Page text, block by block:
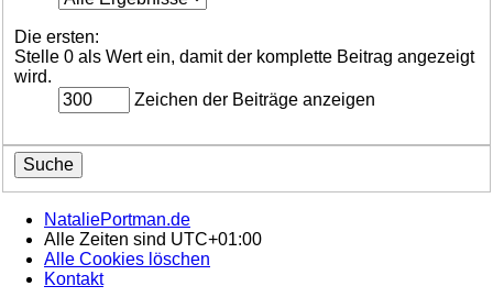
Die ersten:
Stelle 0 als Wert ein, damit der komplette Beitrag angezeigt
wird.
Zeichen der Beiträge anzeigen
NataliePortman.de
Alle Zeiten sind UTC+01:00
Alle Cookies löschen
Kontakt